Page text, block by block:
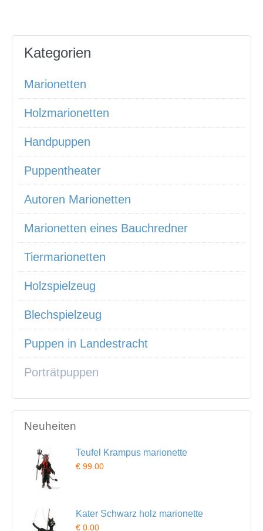
Kategorien
Marionetten
Holzmarionetten
Handpuppen
Puppentheater
Autoren Marionetten
Marionetten eines Bauchredner
Tiermarionetten
Holzspielzeug
Blechspielzeug
Puppen in Landestracht
Porträtpuppen
Neuheiten
Teufel Krampus marionette
€ 99.00
Kater Schwarz holz marionette
€ 0.00